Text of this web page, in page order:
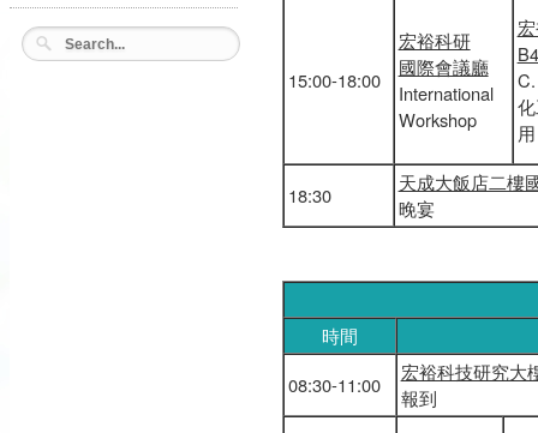
15:00-18:00
宏裕科研
國際會議廳
International
Workshop
用
18:30
天成大飯店二樓
晚宴
時間
08:30-11:00
宏裕科技研究大
報到